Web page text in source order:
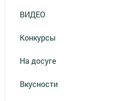
ВИДЕО
Конкурсы
На досуге
Вкусности